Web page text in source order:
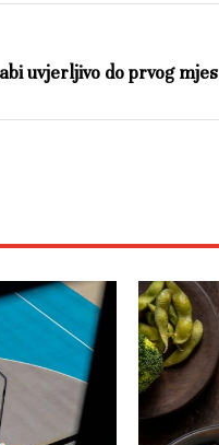
uvjerljivo do prvog